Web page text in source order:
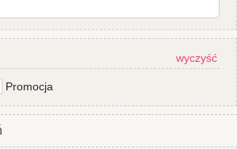
wyczyść
Promocja